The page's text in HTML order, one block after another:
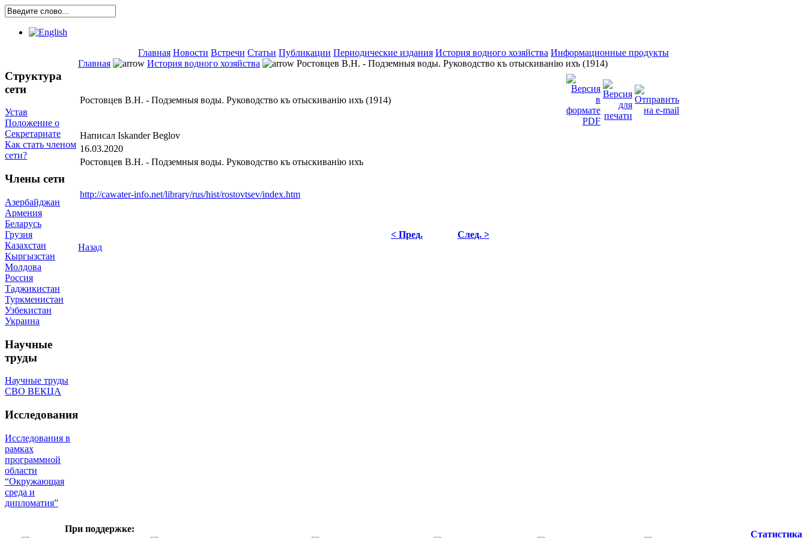
Главная Новости Встречи Статьи Публикации Периодические издания История водного хозяйства Информационные продукты
Структура
сети
Устав
Положение о
Секретариате
Как стать членом
сети?
Члены сети
Азербайджан
Армения
Беларусь
Грузия
Казахстан
Кыргызстан
Молдова
Россия
Таджикистан
Туркменистан
Узбекистан
Украина
Научные
труды
Научные труды
СВО ВЕКЦА
Исследования
Исследования в
рамках
программной
области
“Окружающая
среда и
дипломатия”
Главная История водного хозяйства Ростовцев В.Н. - Подземныя воды. Руководство къ отыскиванiю ихъ (1914)
Ростовцев В.Н. - Подземныя воды. Руководство къ отыскиванiю ихъ (1914)
Написал Iskander Beglov
16.03.2020
Ростовцев В.Н. - Подземныя воды. Руководство къ отыскиванiю ихъ
http://cawater-info.net/library/rus/hist/rostovtsev/index.htm
< Пред.
След. >
Назад
При поддержке:
Статистика